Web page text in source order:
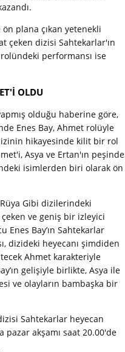
ön plana çıkan yetenekli
çeken dizisi Sahtekarlar'ın
performansı ise
OLDU
olduğu haberine göre,
Enes Bay, Ahmet rolüyle
hikayesinde kilit bir rol
Asya ve Ertan'ın peşinde
isimlerden biri olarak ön
Rüya Gibi dizilerindeki
ve geniş bir izleyici
Enes Bay’ın Sahtekarlar
dizideki heyecanı şimdiden
Ahmet karakteriyle
gelişiyle birlikte, Asya ile
ve olayların bambaşka bir
Sahtekarlar heyecan
akşamı saat 20.00'de